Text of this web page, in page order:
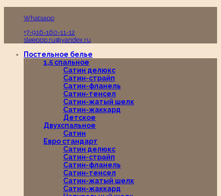
Whatsapp
+7-916-160-11-12
sleeppp.ru@yandex.ru
Постельное белье
1,5 спальное
Сатин делюкс
Сатин-страйп
Сатин-фланель
Сатин-тенсел
Сатин-жатый шелк
Сатин-жаккард
Детское
Двухспальное
Сатин
Евро стандарт
Сатин делюкс
Сатин-страйп
Сатин-фланель
Сатин-тенсел
Сатин-жатый шелк
Сатин-жаккард